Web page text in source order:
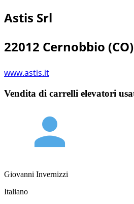
Astis Srl
22012 Cernobbio
www.astis.it
Vendita di carrelli elevatori
person
Giovanni Invernizzi
Italiano